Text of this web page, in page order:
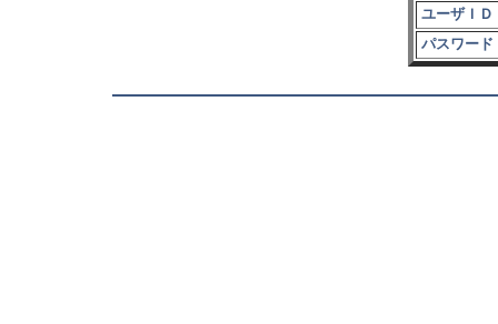
ユーザＩ
パスワー